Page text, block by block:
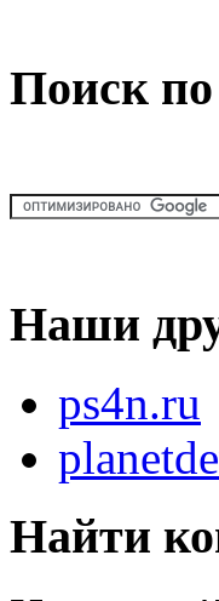
Поиск по
Наши
ps4n.ru
Найти